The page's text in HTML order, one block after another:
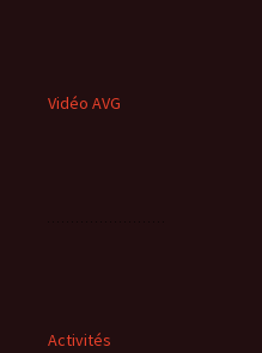
Vidéo AVG
Activités